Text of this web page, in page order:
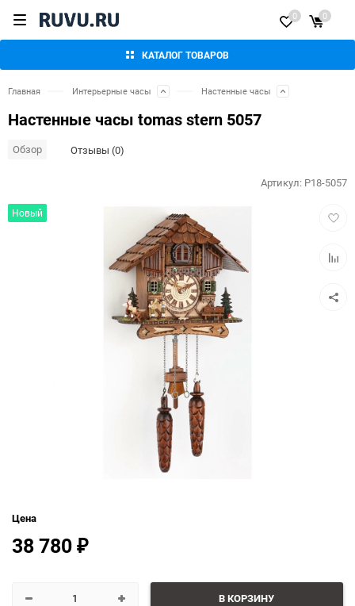
КАТАЛОГ ТОВАРОВ
0 0
Главная Интерьерные часы Настенные часы
Настенные часы tomas stern 5057
Обзор Отзывы (0)
Новый
Артикул: P18-5057
Цена
38 780 ₽
В КОРЗИНУ